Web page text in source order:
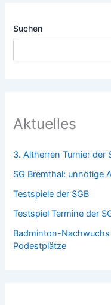
Suchen
Aktuelles
3. Altherren Turnier der
SG Bremthal: unnötige
Testspiele der SGB
Testspiel Termine der
Badminton-
Podestplätze